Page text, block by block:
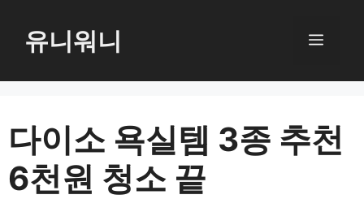
로
너
뛰
기
유니워니 메
다이소 욕실템 3종 추천
6천원 청소 끝